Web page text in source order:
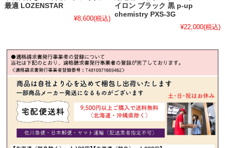
最適 LOZENSTAR
¥8,600(税込)
イロン ブラック 黒 p-up
chemistry PXS-3G
¥22,000(税込)